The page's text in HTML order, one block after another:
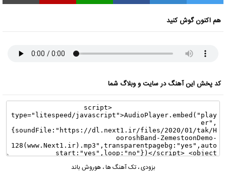
هم اکنون گوش کنید
کد پخش این آهنگ در سایت و وبلاگ شما
بزودی،تک آهنگ ها،هوروش باند